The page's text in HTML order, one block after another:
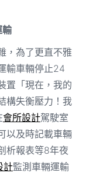
輸
，為了更直不雅
輸車輛停止24
置「現在，我的
構失衡壓力！我
會所設計駕駛室
以及時記載車輛
析報表等8年夜
計監測車輛運輸